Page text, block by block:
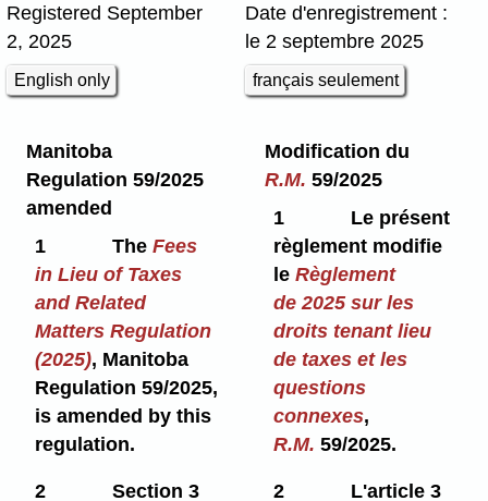
Registered September
2, 2025
English only
Date d'enregistrement :
le 2 septembre 2025
français seulement
Manitoba
Regulation 59/2025
amended
1
The Fees
in Lieu of Taxes
and Related
Matters Regulation
(2025), Manitoba
Regulation 59/2025,
is amended by this
regulation.
Modification du
R.M. 59/2025
1
Le présent
règlement modifie
leRèglement
de 2025 sur les
droits tenant lieu
de taxes et les
questions
connexes,
R.M.59/2025.
2
Section 3
2
L'article 3